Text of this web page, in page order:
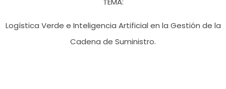
Logística Verde e Inteligencia Artificial en la Gestión de la
Cadena de Suministro.